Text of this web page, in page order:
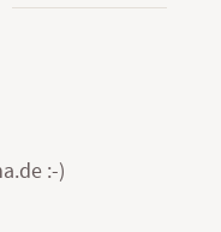
:-)